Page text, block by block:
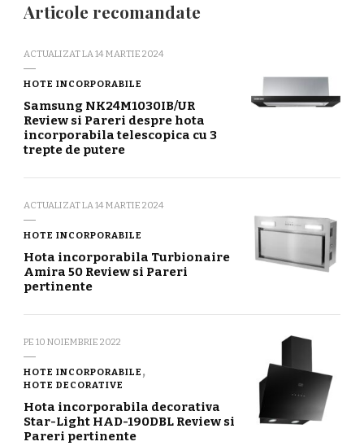
Articole recomandate
ACTUALIZAT LA14 MARTIE 2024
HOTE INCORPORABILE
Samsung NK24M1030IB/UR
Review si Pareri despre hota
incorporabila telescopica cu 3
trepte de putere
ACTUALIZAT LA14 MARTIE 2024
HOTE INCORPORABILE
Hota incorporabila Turbionaire
Amira 50 Review si Pareri
pertinente
PE 10 NOIEMBRIE 2022
HOTE INCORPORABILE
HOTE DECORATIVE
Hota incorporabila decorativa
Star-Light HAD-190DBL Review si
Pareri pertinente